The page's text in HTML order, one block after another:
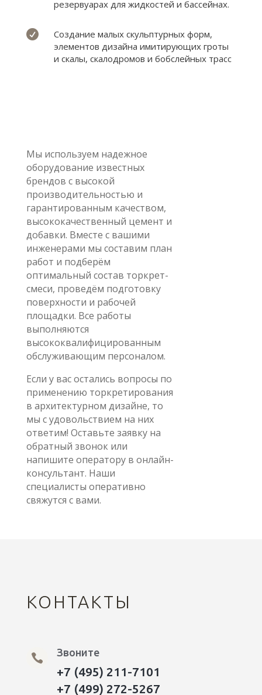
резервуарах для жидкостей и бассейнах.

Создание малых скульптурных форм,
элементов дизайна имитирующих гроты
и скалы, скалодромов и бобслейных трасс
Мы используем надежное
оборудование известных
брендов с высокой
производительностью и
гарантированным качеством,
высококачественный цемент и
добавки. Вместе с вашими
инженерами мы составим план
работ и подберём
оптимальный состав торкрет-
смеси, проведём подготовку
поверхности и рабочей
площадки. Все работы
выполняются
высококвалифицированным
обслуживающим персоналом.
Если у вас остались вопросы по
применению торкретирования
в архитектурном дизайне, то
мы с удовольствием на них
ответим! Оставьте заявку на
обратный звонок или
напишите оператору в онлайн-
консультант. Наши
специалисты оперативно
свяжутся с вами.
КОНТАКТЫ
 Звоните
+7 (495) 211-7101
+7 (499) 272-5267